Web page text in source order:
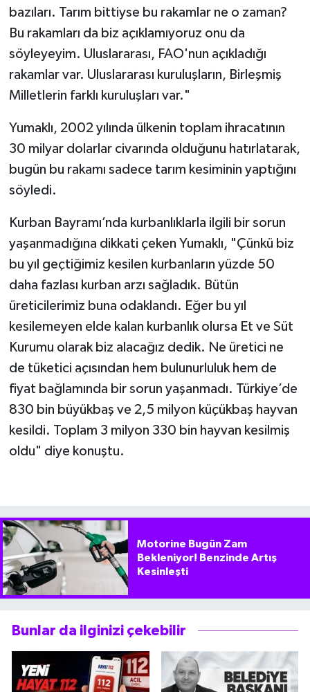
bazıları. Tarım bittiyse bu rakamlar ne o zaman?
Bu rakamları da biz açıklamıyoruz onu da
söyleyeyim. Uluslararası, FAO'nun açıkladığı
rakamlar var. Uluslararası kuruluşların, Birleşmiş
Milletlerin farklı kuruluşları var."
Yumaklı, 2002 yılında ülkenin toplam ihracatının
30 milyar dolarlar civarında olduğunu hatırlatarak,
bugün bu rakamı sadece tarım kesiminin yaptığını
söyledi.
Kurban Bayramı’nda kurbanlıklarla ilgili bir sorun
yaşanmadığına dikkati çeken Yumaklı, "Çünkü biz
bu yıl geçtiğimiz kesilen kurbanların yüzde 50
daha fazlası kurban arzı sağladık. Bütün
üreticilerimiz buna odaklandı. Eğer bu yıl
kesilemeyen elde kalan kurbanlık olursa Et ve Süt
Kurumu olarak biz alacağız dedik. Ne üretici ne
de tüketici açısından hem bulunurluluk hem de
fiyat bağlamında bir sorun yaşanmadı. Türkiye’de
830 bin büyükbaş ve 2,5 milyon küçükbaş hayvan
kesildi. Toplam 3 milyon 330 bin hayvan kesilmiş
oldu" diye konuştu.
Motorine Bugün Zam
Bekleniyor! Benzinde Artış
Kesinleşti
Bunlar da ilginizi çekebilir